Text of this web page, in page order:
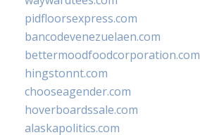
pidfloorsexpress.com
bancodevenezuelaen.com
bettermoodfoodcorporation.com
hingstonnt.com
chooseagender.com
hoverboardssale.com
alaskapolitics.com